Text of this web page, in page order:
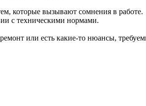
которые вызывают сомнения в работе.
с техническими нормами.
или есть какие-то нюансы,